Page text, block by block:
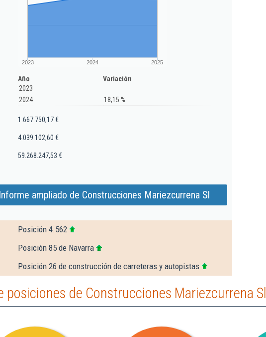
2023 2024 2025
Año
Variación
2023
2024
18,15 %
1.667.750,17 €
4.039.102,60 €
59.268.247,53 €
ampliado de Construcciones Mariezcurrena Sl
Posición 4.562
Posición 85 de Navarra
Posición 26 de construcción de carreteras y autopistas
posiciones de Construcciones Mariezcurrena Sl